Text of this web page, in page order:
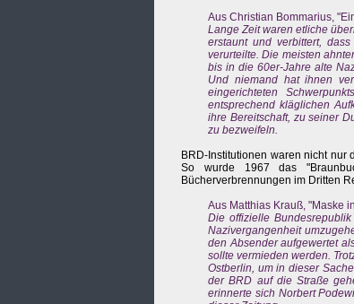
Aus Christian Bommarius,
Lange Zeit waren etliche
erstaunt und verbittert,
verurteilte. Die meisten
bis in die 60er-Jahre alte
Und niemand hat ihnen
eingerichteten
entsprechend kläglichen
ihre Bereitschaft, zu seiner
zu bezweifeln.
BRD-Institutionen waren nicht
So wurde 1967 das
Bücherverbrennungen im Dritten
Aus Matthias Krauß, "Maske
Die offizielle
Nazivergangenheit
den Absender aufgewertet
sollte vermieden werden.
Ostberlin, um in dieser
der BRD auf die Straße
erinnerte sich Norbert